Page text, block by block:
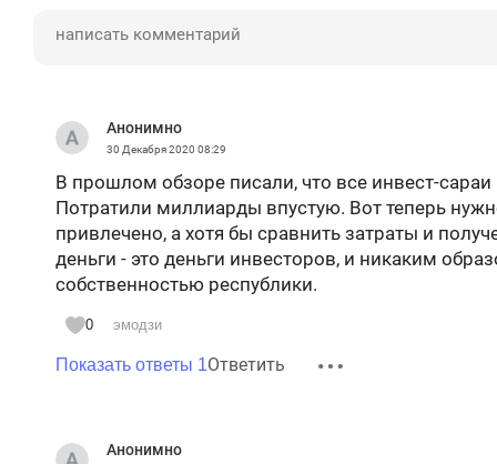
Анонимно
30 Декабря 2020 08:29
В прошлом обзоре писали, что все инвест-
Потратили миллиарды впустую. Вот теперь
привлечено, а хотя бы сравнить затраты и
деньги - это деньги инвесторов, и никаким
собственностью республики.
0 эмодзи
Показать ответы 1Ответить
Анонимно